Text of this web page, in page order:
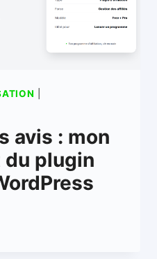
avis : mon
plugin